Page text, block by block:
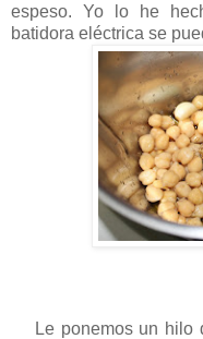
espeso. Yo lo he
batidora eléctrica se
Le ponemos un hilo